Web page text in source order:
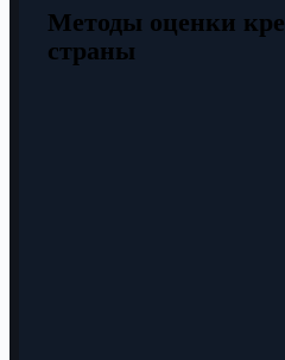
Методы оценки
страны